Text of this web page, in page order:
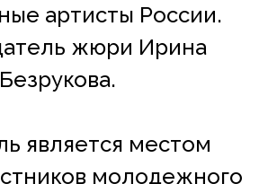
артисты России.
жюри Ирина
Безрукова.
является местом
молодежного